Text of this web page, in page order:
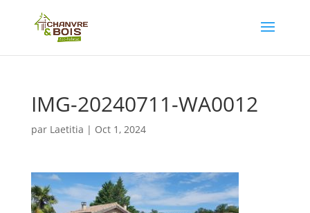
IMG-20240711-WA0012
par Laetitia | Oct 1, 2024